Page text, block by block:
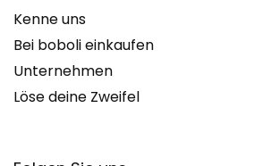
Kenne uns
Bei boboli einkaufen
Unternehmen
Löse deine Zweifel